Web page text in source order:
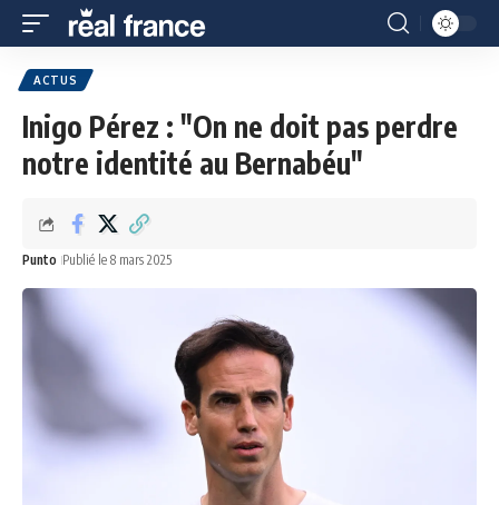
ACTUS
Inigo Pérez : "On ne doit pas perdre
notre identité au Bernabéu"
Punto Publié le 8 mars 2025